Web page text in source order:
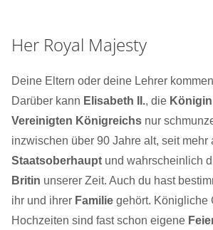
Her Royal Majesty
Deine Eltern oder deine Lehrer
Darüber kann Elisabeth II., die Königin
Vereinigten Königreichs nur
inzwischen über 90 Jahre alt, seit mehr
Staatsoberhaupt und wahrscheinlich
Britin unserer Zeit. Auch du hast
ihr und ihrer Familie gehört. Königliche
Hochzeiten sind fast schon eigene